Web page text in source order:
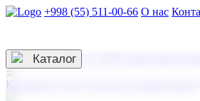
+998 (55) 511-00-66 О нас
3D гравировка
☰
Контакты
Каталог